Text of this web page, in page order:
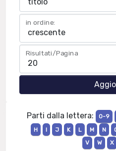
in ordine:
Risultati/Pagina
Parti dalla lettera: 0-9
H
I J K L M N
V
W X